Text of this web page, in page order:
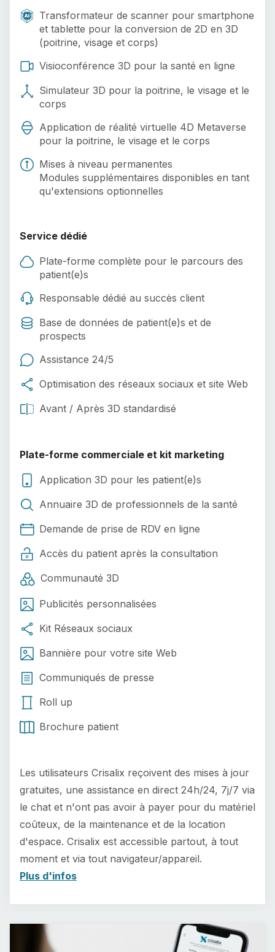
Transformateur de scanner pour smartphone
et tablette pour la conversion de 2D en 3D
(poitrine, visage et corps)
Visioconférence 3D pour la santé en ligne
Simulateur 3D pour la poitrine, le visage et le
corps
Application de réalité virtuelle 4D Metaverse
pour la poitrine, le visage et le corps
Mises à niveau permanentes
Modules supplémentaires disponibles en tant
qu'extensions optionnelles
Service dédié
Plate-forme complète pour le parcours des
patient(e)s
Responsable dédié au succès client
Base de données de patient(e)s et de
prospects
Assistance 24/5
Optimisation des réseaux sociaux et site Web
Avant / Après 3D standardisé
Plate-forme commerciale et kit marketing
Application 3D pour les patient(e)s
Annuaire 3D de professionnels de la santé
Demande de prise de RDV en ligne
Accès du patient après la consultation
Communauté 3D
Publicités personnalisées
Kit Réseaux sociaux
Bannière pour votre site Web
Communiqués de presse
Roll up
Brochure patient
Les utilisateurs Crisalix reçoivent des mises à jour
gratuites, une assistance en direct 24h/24, 7j/7 via
le chat et n'ont pas avoir à payer pour du matériel
coûteux, de la maintenance et de la location
d'espace. Crisalix est accessible partout, à tout
moment et via tout navigateur/appareil.
Plus d'infos